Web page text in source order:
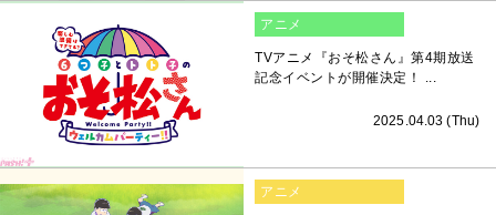
アニメ
TVアニメ『おそ松さん』第4期放送
記念イベントが開催決定！ ...
2025.04.03 (Thu)
アニメ